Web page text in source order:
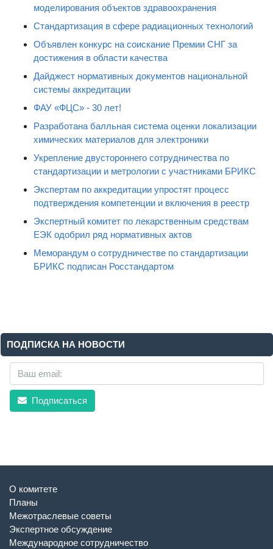
моделирования объектов здравоохранения
Стандартизация в сфере радиационных технологий
Объявлен конкурс на соискание Премии СНГ за
достижения в области качества
Дайджест нормативных документов национальной
системы аккредитации
ФАУ «ФЦС» - 30 лет!
Разработана балльная система оценки локализации
химических материалов для электроники
Укрепление двустороннего сотрудничества по
стандартизации и метрологии с участниками БРИКС
Экспертам по аккредитации упростят процесс
подтверждения компетенции и включения в реестр
Экспертный комитет по лекарственным средствам
ЕЭК одобрил ряд нормативных актов
Меморандум о сотрудничестве по стандартизации
БРИКС подписан Росстандартом
ПОДПИСКА НА НОВОСТИ
Подписаться
О комитете
Планы
Межотраслевые советы
Экспертное обсуждение
Международное сотрудничество